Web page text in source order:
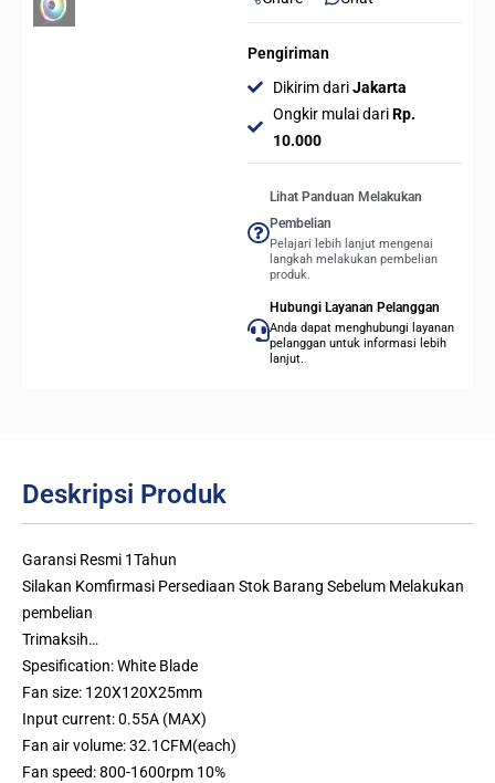
Pengiriman
Dikirim dariJakarta
Ongkir mulai dariRp.
10.000
Lihat Panduan Melakukan
Pembelian
Pelajari lebih lanjut mengenai
langkah melakukan pembelian
produk.
Hubungi Layanan Pelanggan
Anda dapat menghubungi layanan
pelanggan untuk informasi lebih
lanjut.
Deskripsi Produk
Garansi Resmi 1Tahun
Silakan Komfirmasi Persediaan Stok Barang Sebelum Melakukan
pembelian
Trimaksih…
Spesification: White Blade
Fan size: 120X120X25mm
Input current: 0.55A (MAX)
Fan air volume: 32.1CFM(each)
Fan speed: 800-1600rpm 10%